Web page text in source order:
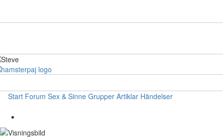
Start Forum Sex & Sinne Grupper Artiklar Händelser